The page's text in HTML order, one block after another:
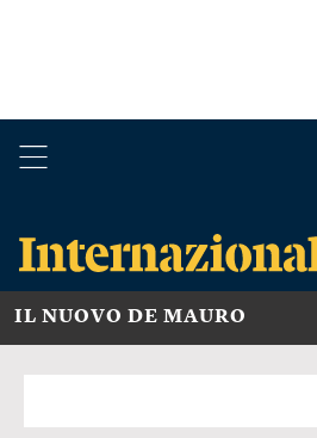
IL NUOVO DE MAURO